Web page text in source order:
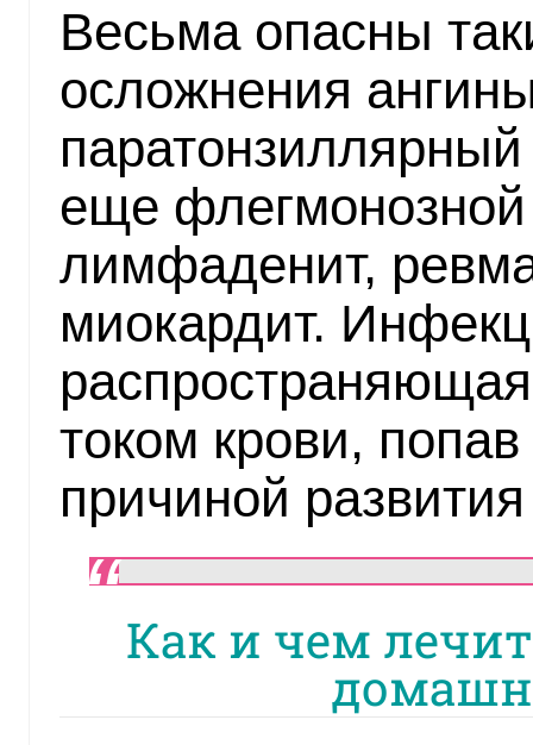
Весьма опасны
осложнения
еще
лимфаденит,
миокардит.
током крови,
причиной
Как и чем